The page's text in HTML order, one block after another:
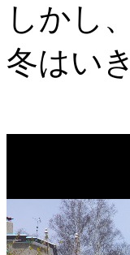
しかし
冬はい